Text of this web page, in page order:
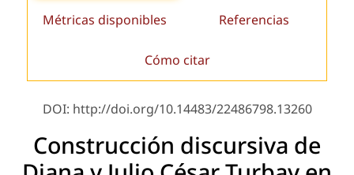
Métricas disponibles Referencias
Cómo citar
DOI: http://doi.org/10.14483/22486798.13260
Construcción discursiva de